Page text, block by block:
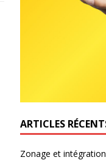
ARTICLES
Zonage et